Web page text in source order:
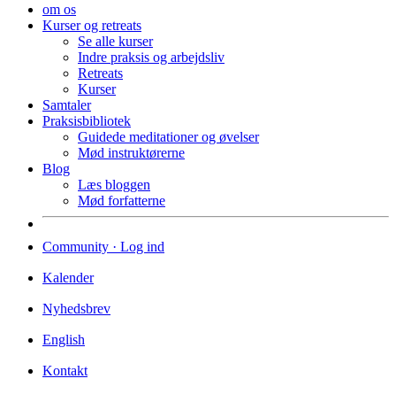
om os
Kurser og retreats
Se alle kurser
Indre praksis og arbejdsliv
Retreats
Kurser
Samtaler
Praksisbibliotek
Guidede meditationer og øvelser
Mød instruktørerne
Blog
Læs bloggen
Mød forfatterne
Community · Log ind
Kalender
Nyhedsbrev
English
Kontakt